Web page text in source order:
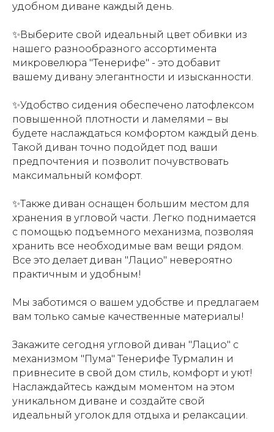
удобном диване каждый день.
✨Выберите свой идеальный цвет обивки из
нашего разнообразного ассортимента
микровелюра "Тенерифе" - это добавит
вашему дивану элегантности и изысканности.
✨Удобство сидения обеспечено латофлексом
повышенной плотности и ламелями – вы
будете наслаждаться комфортом каждый день.
Такой диван точно подойдет под ваши
предпочтения и позволит почувствовать
максимальный комфорт.
✨Также диван оснащен большим местом для
хранения в угловой части. Легко поднимается
с помощью подъемного механизма, позволяя
хранить все необходимые вам вещи рядом.
Все это делает диван "Лацио" невероятно
практичным и удобным!
Мы заботимся о вашем удобстве и предлагаем
вам только самые качественные материалы!
Закажите сегодня угловой диван "Лацио" с
механизмом "Пума" Тенерифе Турмалин и
привнесите в свой дом стиль, комфорт и уют!
Наслаждайтесь каждым моментом на этом
уникальном диване и создайте свой
идеальный уголок для отдыха и релаксации.